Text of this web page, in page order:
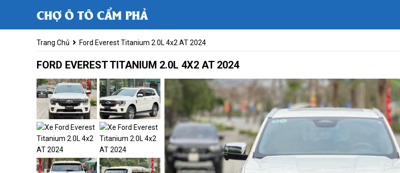
Trang Chủ Ford Everest Titanium 2.0L 4x2 AT 2024
FORD EVEREST TITANIUM 2.0L 4X2 AT 2024